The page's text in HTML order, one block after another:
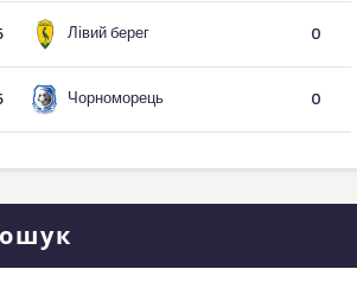
Лівий берег 0
Чорноморець 0